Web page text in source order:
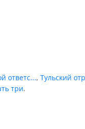
ответс..., Тульский
три.